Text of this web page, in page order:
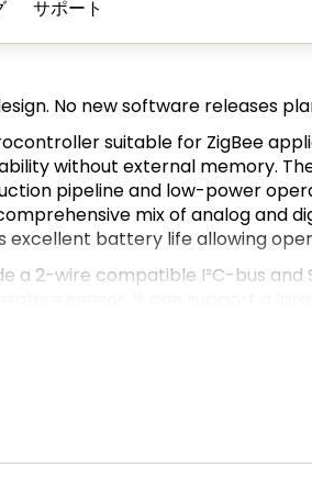
サポート
No new software releases
suitable for ZigBee
without external memory.
pipeline and low-power
mix of analog and
excellent battery life allowing
a 2-wire compatible I²C-bus